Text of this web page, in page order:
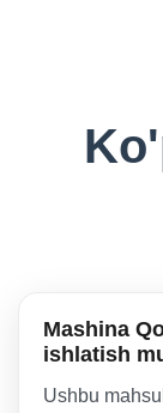
Mashina
ishlatish
Ushbu